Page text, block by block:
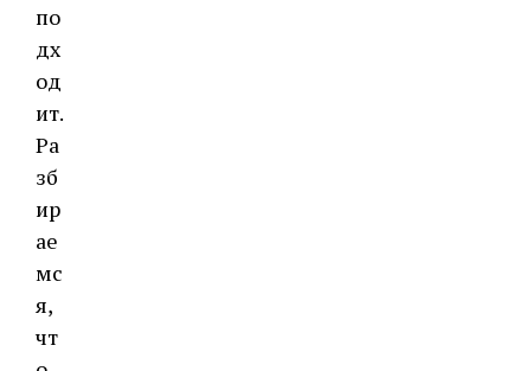
по
дх
од
ит.
Ра
зб
ир
ае
мс
я,
чт